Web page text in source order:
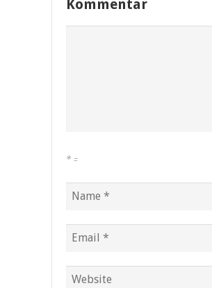
Kommentar
* =